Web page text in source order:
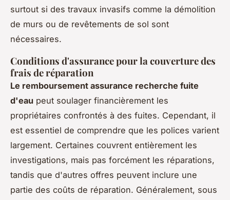
surtout si des travaux invasifs comme la démolition
de murs ou de revêtements de sol sont
nécessaires.
Conditions d'assurance pour la couverture des
frais de réparation
Le remboursement assurance recherche fuite
d'eau peut soulager financièrement les
propriétaires confrontés à des fuites. Cependant, il
est essentiel de comprendre que les polices varient
largement. Certaines couvrent entièrement les
investigations, mais pas forcément les réparations,
tandis que d'autres offres peuvent inclure une
partie des coûts de réparation. Généralement, sous